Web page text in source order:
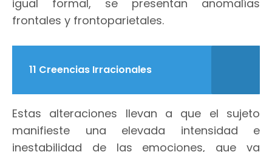
igual formal, se presentan anomalías
frontales y frontoparietales.
11 Creencias Irracionales
Estas alteraciones llevan a que el sujeto
manifieste una elevada intensidad e
inestabilidad de las emociones, que va